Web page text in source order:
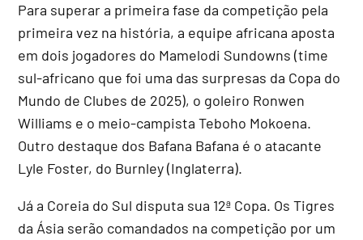
Para superar a primeira fase da competição pela
primeira vez na história, a equipe africana aposta
em dois jogadores do Mamelodi Sundowns (time
sul-africano que foi uma das surpresas da Copa do
Mundo de Clubes de 2025), o goleiro Ronwen
Williams e o meio-campista Teboho Mokoena.
Outro destaque dos Bafana Bafana é o atacante
Lyle Foster, do Burnley (Inglaterra).
Já a Coreia do Sul disputa sua 12ª Copa. Os Tigres
da Ásia serão comandados na competição por um